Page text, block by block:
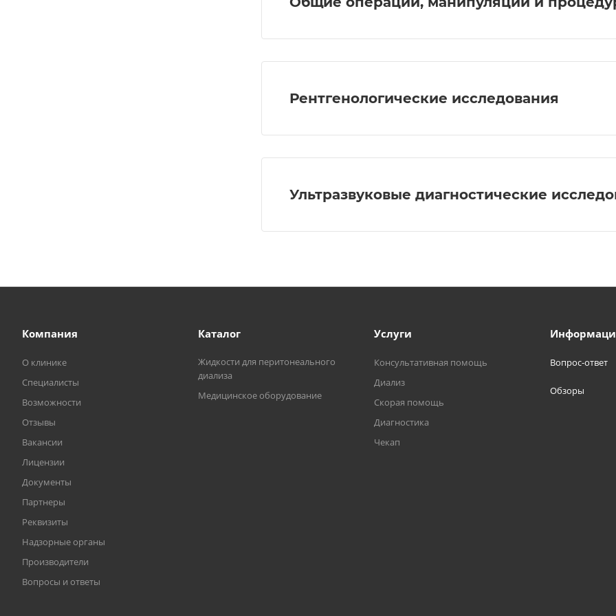
Рентгенологические исследования
Ультразвуковые диагностические
Компания
О клинике
Специалисты
Возможности
Отзывы
Вакансии
Лицензии
Документы
Партнеры
Реквизиты
Надзорные органы
Производители
Вопросы и ответы
Каталог
Жидкости для перитонеального
диализа
Медицинское оборудование
Услуги
Консультативная помощь
Диализ
Скорая помощь
Диагностика
Чекап
Вопрос-ответ
Обзоры